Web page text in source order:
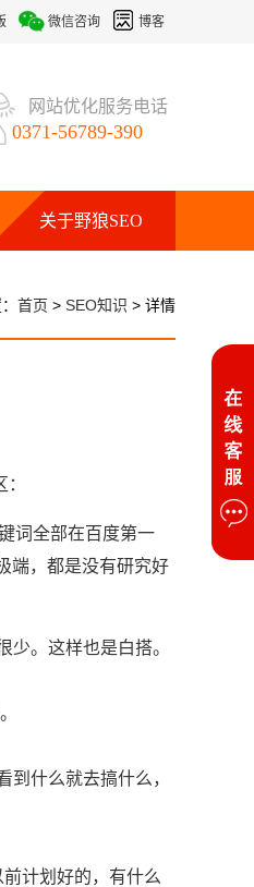
微信咨询 博客
网站优化服务电话
0371-56789-390
关于野狼SEO
首页 > SEO知识 > 详情
词全部在百度第一
端，都是没有研究好
。这样也是白搭。
什么就去搞什么，
计划好的，有什么